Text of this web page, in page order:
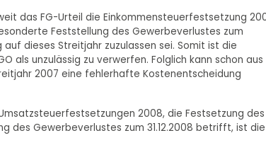
das FG-Urteil die Einkommensteuerfestsetzung
Feststellung des Gewerbeverlustes zum
auf dieses Streitjahr zuzulassen sei. Somit ist die
als unzulässig zu verwerfen. Folglich kann schon aus
2007 eine fehlerhafte Kostenentscheidung
2008, die Festsetzung des
Gewerbeverlustes zum 31.12.2008 betrifft, ist die